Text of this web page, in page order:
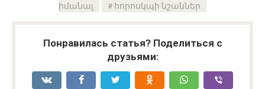
իմանալ
հորոսկպի նշաններ
Понравилась статья? Поделиться с
друзьями: